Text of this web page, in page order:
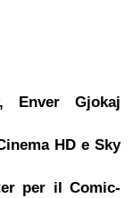
Enver Gjokaj
HD e Sky
per il Comic-